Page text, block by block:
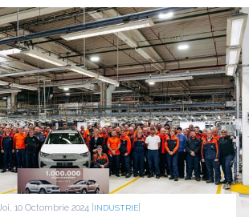
Joi, 10 Octombrie 2024 | INDUSTRIE